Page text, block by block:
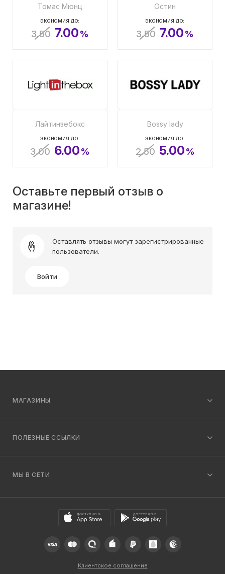
Томас Мюнц
ЭКОНОМИЯ ДО:
3.50 7.00%
Остин
ЭКОНОМИЯ ДО:
3.50 7.00%
Лайтинзебокс
ЭКОНОМИЯ ДО:
3.00 6.00%
Bossy lady
ЭКОНОМИЯ ДО:
2.50 5.00%
Оставьте первый отзыв о
магазине!
Оставлять отзывы могут зарегистрированные
пользователи.
Войти
МАГАЗИНЫ
ПОЛЕЗНЫЕ ССЫЛКИ
МЫ В СЕТИ
Клиентское соглашение